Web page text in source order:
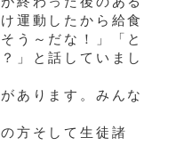
運動したから給食
う～だな！」「と
」と話していまし
あります。みんな
方そして生徒諸